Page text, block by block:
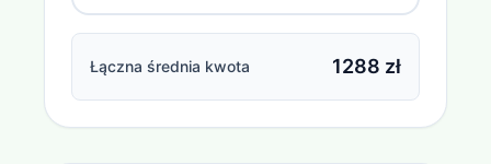
Łączna średnia kwota 1288 zł